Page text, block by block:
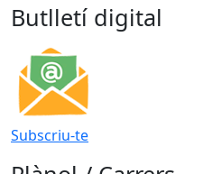
Butlletí digital
Subscriu-te